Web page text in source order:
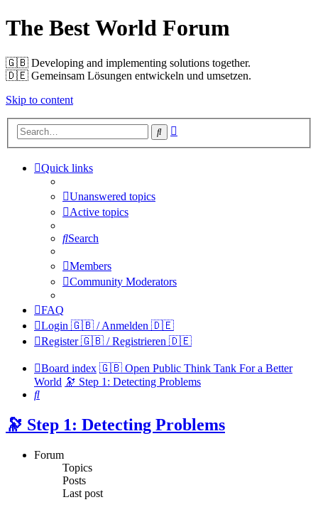
The Best World Forum
🇬🇧️ Developing and implementing solutions together.
🇩🇪️ Gemeinsam Lösungen entwickeln und umsetzen.
Skip to content
Search
Quick links
Unanswered topics
Active topics
Search
Members
Community Moderators
FAQ
Login 🇬🇧 / Anmelden 🇩🇪
Register 🇬🇧 / Registrieren 🇩🇪
Board index 🇬🇧 Open Public Think Tank For a Better
World 🔭 Step 1: Detecting Problems
Search
🔭 Step 1: Detecting Problems
Forum
Topics
Posts
Last post